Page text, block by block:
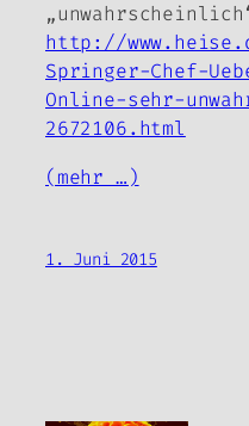
http://
Springer-Chef-
Online-sehr-
2672106.html
(mehr …)
1. Juni 2015